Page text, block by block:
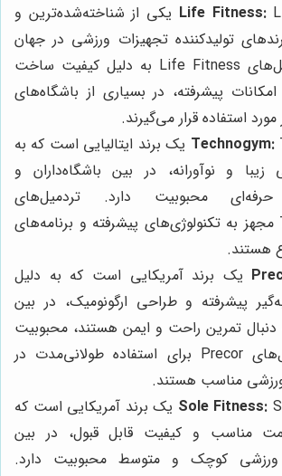
Life Fitness: Life Fitness یکی از شناخته‌شده‌ترین و
تولیدکننده تجهیزات ورزشی در جهان
است. تردمیل‌های Life Fitness به دلیل کیفیت ساخت
امکانات پیشرفته، در بسیاری از باشگاه‌های
استفاده قرار می‌گیرند.
Technogym: Technogym یک برند ایتالیایی است که به
و نوآورانه، در بین باشگاه‌داران و
حرفه‌ای محبوبیت دارد. تردمیل‌های
Technogym مجهز به تکنولوژی‌های پیشرفته و برنامه‌های
هستند.
Precor یک برند آمریکایی است که به دلیل
پیشرفته و طراحی ارگونومیک، در بین
دنبال تمرین راحت و ایمن هستند، محبوبیت
دارد. تردمیل‌های Precor برای استفاده طولانی‌مدت در
مناسب هستند.
Sole Fitness: Sole Fitness یک برند آمریکایی است که
مناسب و کیفیت قابل قبول، در بین
ورزشی کوچک و متوسط محبوبیت دارد.